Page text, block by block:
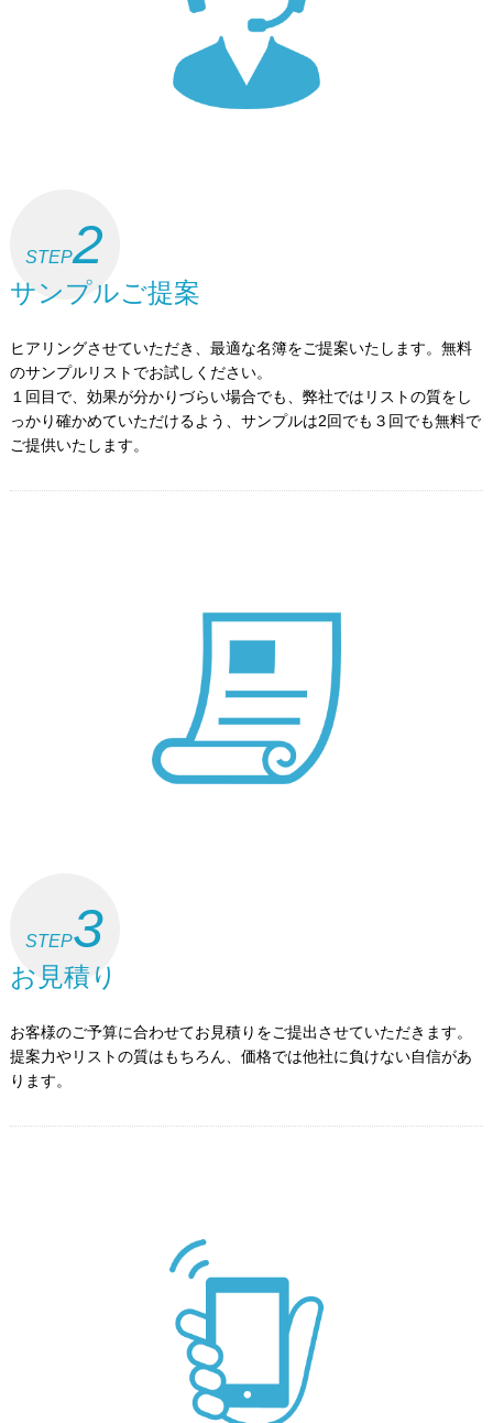
STEP2
サンプルご提案
ヒアリングさせていただき、最適な名簿をご提案いたします。無料
のサンプルリストでお試しください。
１回目で、効果が分かりづらい場合でも、弊社ではリストの質をし
っかり確かめていただけるよう、サンプルは2回でも３回でも無料で
ご提供いたします。
STEP3
お見積り
お客様のご予算に合わせてお見積りをご提出させていただきます。
提案力やリストの質はもちろん、価格では他社に負けない自信があ
ります。